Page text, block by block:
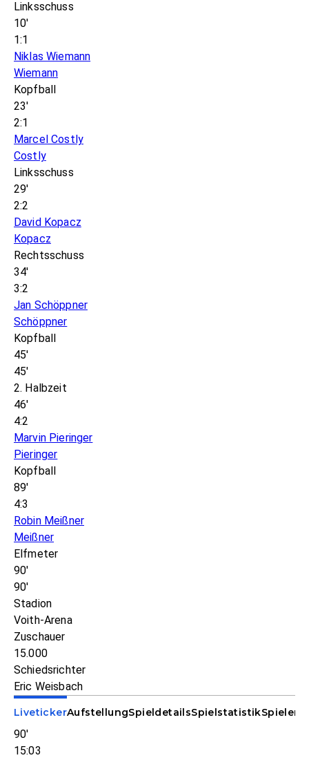
Linksschuss
10'
1:1
Niklas Wiemann
Wiemann
Kopfball
23'
2:1
Marcel Costly
Costly
Linksschuss
29'
2:2
David Kopacz
Kopacz
Rechtsschuss
34'
3:2
Jan Schöppner
Schöppner
Kopfball
45'
45'
2. Halbzeit
46'
4:2
Marvin Pieringer
Pieringer
Kopfball
89'
4:3
Robin Meißner
Meißner
Elfmeter
90'
90'
Stadion
Voith-Arena
Zuschauer
15.000
Schiedsrichter
Eric Weisbach
LivetickerAufstellungSpieldetailsSpielstatistikSpieler-
90'
15:03